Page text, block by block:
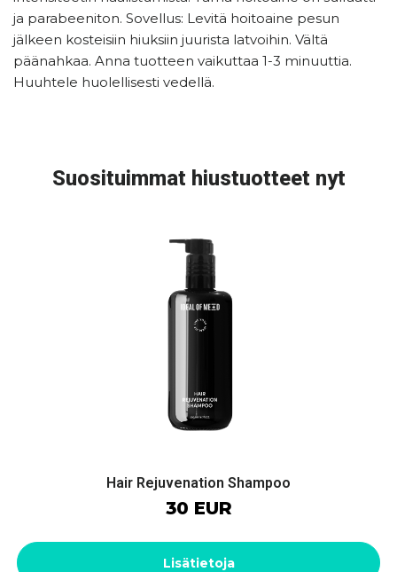
ja parabeeniton. Sovellus: Levitä hoitoaine pesun
jälkeen kosteisiin hiuksiin juurista latvoihin. Vältä
päänahkaa. Anna tuotteen vaikuttaa 1-3 minuuttia.
Huuhtele huolellisesti vedellä.
Suosituimmat hiustuotteet nyt
Hair Rejuvenation Shampoo
30 EUR
Lisätietoja